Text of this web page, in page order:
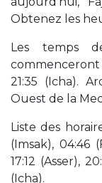
Obtenez les
Les temps
commenceront
21:35 (Icha).
Ouest de la
Liste des
(Imsak), 04:46
17:12 (Asser),
(Icha).